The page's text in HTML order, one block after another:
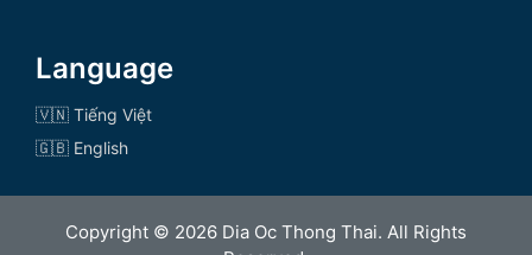
Language
🇻🇳 Tiếng Việt
🇬🇧 English
Copyright © 2026 Dia Oc Thong Thai. All Rights